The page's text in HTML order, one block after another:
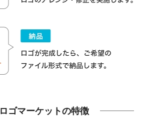
ロゴマーケットの特徴